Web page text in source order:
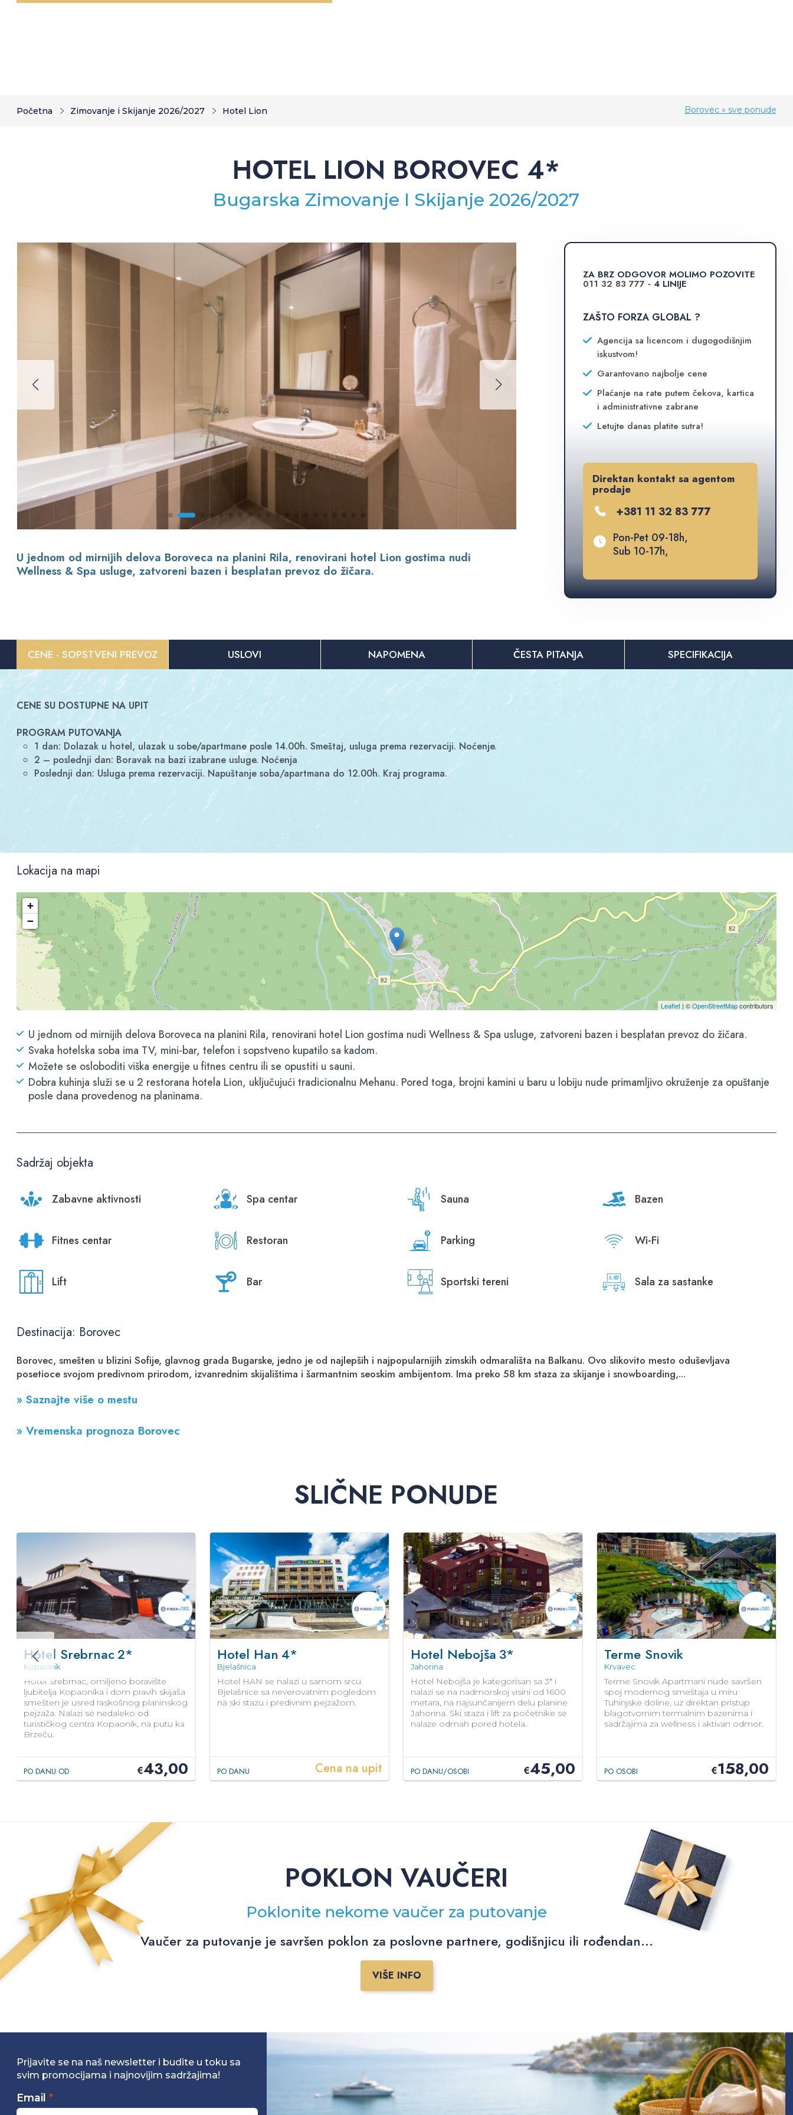
Početna Zimovanje i Skijanje 2026/2027 Hotel Lion Borovec » sve ponude
HOTEL LION BOROVEC 4*
Bugarska Zimovanje I Skijanje 2026/2027
U jednom od mirnijih delova Boroveca na planini Rila, renovirani hotel Lion gostima nudi
Wellness & Spa usluge, zatvoreni bazen i besplatan prevoz do žičara.
ZA BRZ ODGOVOR MOLIMO POZOVITE
011 32 83 777 - 4 LINIJE
ZAŠTO FORZA GLOBAL ?
Agencija sa licencom i dugogodišnjim
iskustvom!
Garantovano najbolje cene
Plaćanje na rate putem čekova, kartica
i administrativne zabrane
Letujte danas platite sutra!
Direktan kontakt sa agentom
prodaje
+381 11 32 83 777
Pon-Pet 09-18h,
Sub 10-17h,
CENE - SOPSTVENI PREVOZ USLOVI NAPOMENA ČESTA PITANJA SPECIFIKACIJA
CENE SU DOSTUPNE NA UPIT
PROGRAM PUTOVANJA
1 dan: Dolazak u hotel, ulazak u sobe/apartmane posle 14.00h. Smeštaj, usluga prema rezervaciji. Noćenje.
2 – poslednji dan: Boravak na bazi izabrane usluge. Noćenja
Poslednji dan: Usluga prema rezervaciji. Napuštanje soba/apartmana do 12.00h. Kraj programa.
Lokacija na mapi
+
−
Leaflet| ©OpenStreetMapcontributors
U jednom od mirnijih delova Boroveca na planini Rila, renovirani hotel Lion gostima nudi Wellness & Spa usluge, zatvoreni bazen i besplatan prevoz do žičara.
Svaka hotelska soba ima TV, mini-bar, telefon i sopstveno kupatilo sa kadom.
Možete se osloboditi viška energije u fitnes centru ili se opustiti u sauni.
Dobra kuhinja služi se u 2 restorana hotela Lion, uključujući tradicionalnu Mehanu. Pored toga, brojni kamini u baru u lobiju nude primamljivo okruženje za opuštanje
posle dana provedenog na planinama.
Sadržaj objekta
Zabavne aktivnosti Spa centar Sauna Bazen
Fitnes centar Restoran Parking Wi-Fi
Lift Bar Sportski tereni Sala za sastanke
Destinacija: Borovec
Borovec, smešten u blizini Sofije, glavnog grada Bugarske, jedno je od najlepših i najpopularnijih zimskih odmarališta na Balkanu. Ovo slikovito mesto oduševljava
posetioce svojom predivnom prirodom, izvanrednim skijalištima i šarmantnim seoskim ambijentom. Ima preko 58 km staza za skijanje i snowboarding,...
» Saznajte više o mestu
» Vremenska prognoza Borovec
SLIČNE PONUDE
Hotel Srebrnac 2*
Kopaonik
Hotel Srebrnac, omiljeno boravište
ljubitelja Kopaonika i dom pravih skijaša
smešten je usred raskošnog planinskog
pejzaža. Nalazi se nedaleko od
turističkog centra Kopaonik, na putu ka
Brzeću.
PO DANU OD €43,00
Hotel Han 4*
Bjelašnica
Hotel HAN se nalazi u samom srcu
Bjelašnice sa neverovatnim pogledom
na ski stazu i predivnim pejzažom.
PO DANU Cena na upit
Hotel Nebojša 3*
Jahorina
Hotel Nebojša je kategorisan sa 3* i
nalazi se na nadmorskoj visini od 1600
metara, na najsunčanijem delu planine
Jahorina. Ski staza i lift za početnike se
nalaze odmah pored hotela.
PO DANU/OSOBI €45,00
Terme Snovik
Krvavec
Terme Snovik Apartmani nude savršen
spoj modernog smeštaja u miru
Tuhinjske doline, uz direktan pristup
blagotvornim termalnim bazenima i
sadržajima za wellness i aktivan odmor.
PO OSOBI €158,00
POKLON VAUČERI
Poklonite nekome vaučer za putovanje
Vaučer za putovanje je savršen poklon za poslovne partnere, godišnjicu ili rođendan...
VIŠE INFO
Prijavite se na naš newsletter i budite u toku sa
svim promocijama i najnovijim sadržajima!
Email